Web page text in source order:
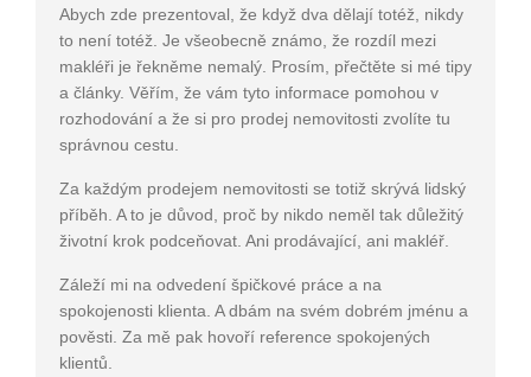
Abych zde prezentoval, že když dva dělají totéž, nikdy
to není totéž. Je všeobecně známo, že rozdíl mezi
makléři je řekněme nemalý. Prosím, přečtěte si mé tipy
a články. Věřím, že vám tyto informace pomohou v
rozhodování a že si pro prodej nemovitosti zvolíte tu
správnou cestu.
Za každým prodejem nemovitosti se totiž skrývá lidský
příběh. A to je důvod, proč by nikdo neměl tak důležitý
životní krok podceňovat. Ani prodávající, ani makléř.
Záleží mi na odvedení špičkové práce a na
spokojenosti klienta. A dbám na svém dobrém jménu a
pověsti. Za mě pak hovoří reference spokojených
klientů.